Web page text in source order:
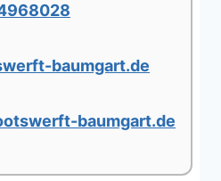
baumgart.de
baumgart.de